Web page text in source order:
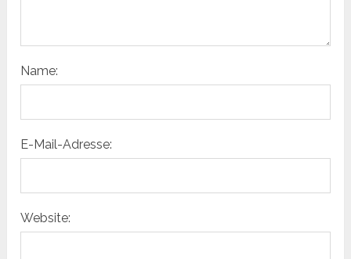
Name:
E-Mail-Adresse:
Website: